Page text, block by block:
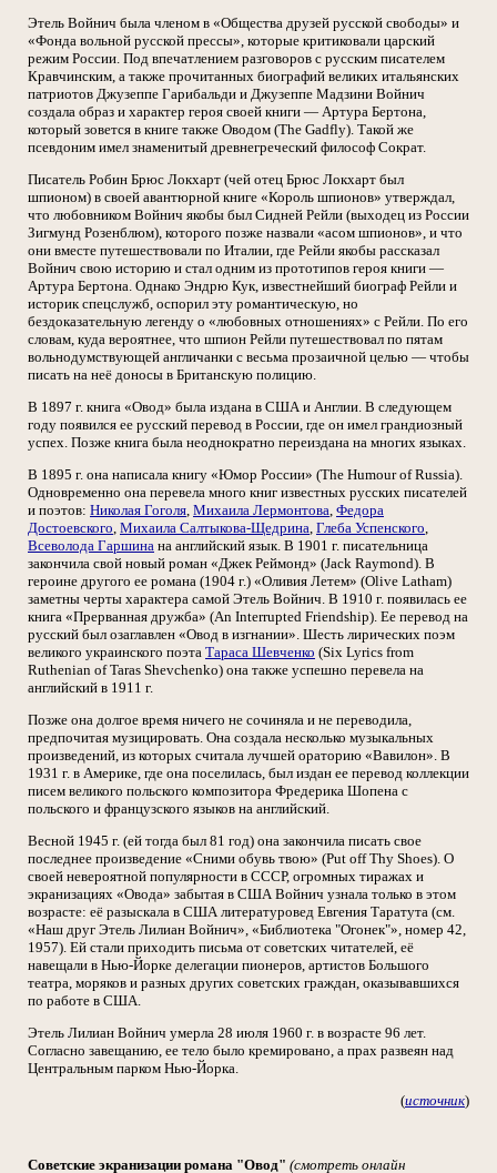
Этель Войнич была членом в «Общества друзей русской свободы» и
«Фонда вольной русской прессы», которые критиковали царский
режим России. Под впечатлением разговоров с русским писателем
Кравчинским, а также прочитанных биографий великих итальянских
патриотов Джузеппе Гарибальди и Джузеппе Мадзини Войнич
создала образ и характер героя своей книги — Артура Бертона,
который зовется в книге также Оводом (The Gadfly). Такой же
псевдоним имел знаменитый древнегреческий философ Сократ.
Писатель Робин Брюс Локхарт (чей отец Брюс Локхарт был
шпионом) в своей авантюрной книге «Король шпионов» утверждал,
что любовником Войнич якобы был Сидней Рейли (выходец из России
Зигмунд Розенблюм), которого позже назвали «асом шпионов», и что
они вместе путешествовали по Италии, где Рейли якобы рассказал
Войнич свою историю и стал одним из прототипов героя книги —
Артура Бертона. Однако Эндрю Кук, известнейший биограф Рейли и
историк спецслужб, оспорил эту романтическую, но
бездоказательную легенду о «любовных отношениях» с Рейли. По его
словам, куда вероятнее, что шпион Рейли путешествовал по пятам
вольнодумствующей англичанки с весьма прозаичной целью — чтобы
писать на неё доносы в Британскую полицию.
В 1897 г. книга «Овод» была издана в США и Англии. В следующем
году появился ее русский перевод в России, где он имел грандиозный
успех. Позже книга была неоднократно переиздана на многих языках.
В 1895 г. она написала книгу «Юмор России» (The Humour of Russia).
Одновременно она перевела много книг известных русских писателей
и поэтов: Николая Гоголя, Михаила Лермонтова, Федора
Достоевского, Михаила Салтыкова-Щедрина, Глеба Успенского,
Всеволода Гаршина на английский язык. В 1901 г. писательница
закончила свой новый роман «Джек Реймонд» (Jack Raymond). В
героине другого ее романа (1904 г.) «Оливия Летем» (Olive Latham)
заметны черты характера самой Этель Войнич. В 1910 г. появилась ее
книга «Прерванная дружба» (An Interrupted Friendship). Ее перевод на
русский был озаглавлен «Овод в изгнании». Шесть лирических поэм
великого украинского поэта Тараса Шевченко (Six Lyrics from
Ruthenian of Taras Shevchenko) она также успешно перевела на
английский в 1911 г.
Позже она долгое время ничего не сочиняла и не переводила,
предпочитая музицировать. Она создала несколько музыкальных
произведений, из которых считала лучшей ораторию «Вавилон». В
1931 г. в Америке, где она поселилась, был издан ее перевод коллекции
писем великого польского композитора Фредерика Шопена с
польского и французского языков на английский.
Весной 1945 г. (ей тогда был 81 год) она закончила писать свое
последнее произведение «Сними обувь твою» (Put off Thy Shoes). О
своей невероятной популярности в СССР, огромных тиражах и
экранизациях «Овода» забытая в США Войнич узнала только в этом
возрасте: её разыскала в США литературовед Евгения Таратута (см.
«Наш друг Этель Лилиан Войнич», «Библиотека "Огонек"», номер 42,
1957). Ей стали приходить письма от советских читателей, её
навещали в Нью-Йорке делегации пионеров, артистов Большого
театра, моряков и разных других советских граждан, оказывавшихся
по работе в США.
Этель Лилиан Войнич умерла 28 июля 1960 г. в возрасте 96 лет.
Согласно завещанию, ее тело было кремировано, а прах развеян над
Центральным парком Нью-Йорка.
(источник)
Советские экранизации романа "Овод" (смотреть онлайн